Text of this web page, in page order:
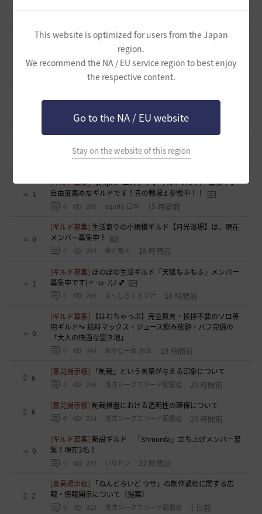
This website is optimized for users from the Japan
region.
We recommend the NA / EU service region to best enjoy
the respective content.
Go to the NA / EU website
Stay on the website of this region
0
[ギルド募集] ギルチャ完全無言推奨・ソロ向けギルド「スト
レイキャッツ」メンバー募集（ギルドボス有・スキル目当て
◎）
79 くろいばら 7 時間前
156 浅井ジークフリード配信者
[意見掲示板]ワンカンパニー（本社・支社はない）理念と、
先日の11周年生放送での表現について
211 浅井ジークフリード配信者 13 時間前
1
[ギルド募集]【Esprit -エスプリ-】ギルドメンバー募集中🎵
自由度高めなギルドです！青の戦場⚓参戦中！！
0 249 aquria-日本 15 時間前
0
[ギルド募集] 生活寄りの小規模ギルド【月光浴場】は、現在
メンバー募集中！
0 293 柳と篝火 18 時間前
1
[ギルド募集] ほのぼの生活ギルド「天狐もふもふ」メンバー
募集中です(〃･ω･ﾉ)ﾉ 💕
0 266 まっしろくろすけ 18 時間前
0
[ギルド募集]
【はむちゃっぷ】完全無言・挨拶不要のソロ専
用ギルド🐾 給料マックス・ジュース飲み放題・バフ完備の
「大人の快適な空き地」
0 248 おやじーぬ-日本 19 時間前
6
[意見掲示板] 「制裁」という言葉が与える印象について
0 238 浅井ジークフリード配信者 20 時間前
6
[意見掲示板]制裁措置における透明性の確保について
0 224 浅井ジークフリード配信者 20 時間前
0
[ギルド募集]新設ギルド 「Shmurda」立ち上げメンバー募
集！現在3名！
0 270 いなドン 22 時間前
2
[意見掲示板]
「ねんどろいど ウサ」の制作過程に関する広
報・情報開示について（提案）
0 222 浅井ジークフリード配信者 1 日前